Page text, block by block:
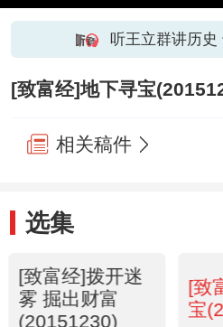
听王立群讲历史
[致富经]地下寻宝
相关稿件
选集
[致富经]拨开迷
雾 掘出财富
(20151230)
[致
宝